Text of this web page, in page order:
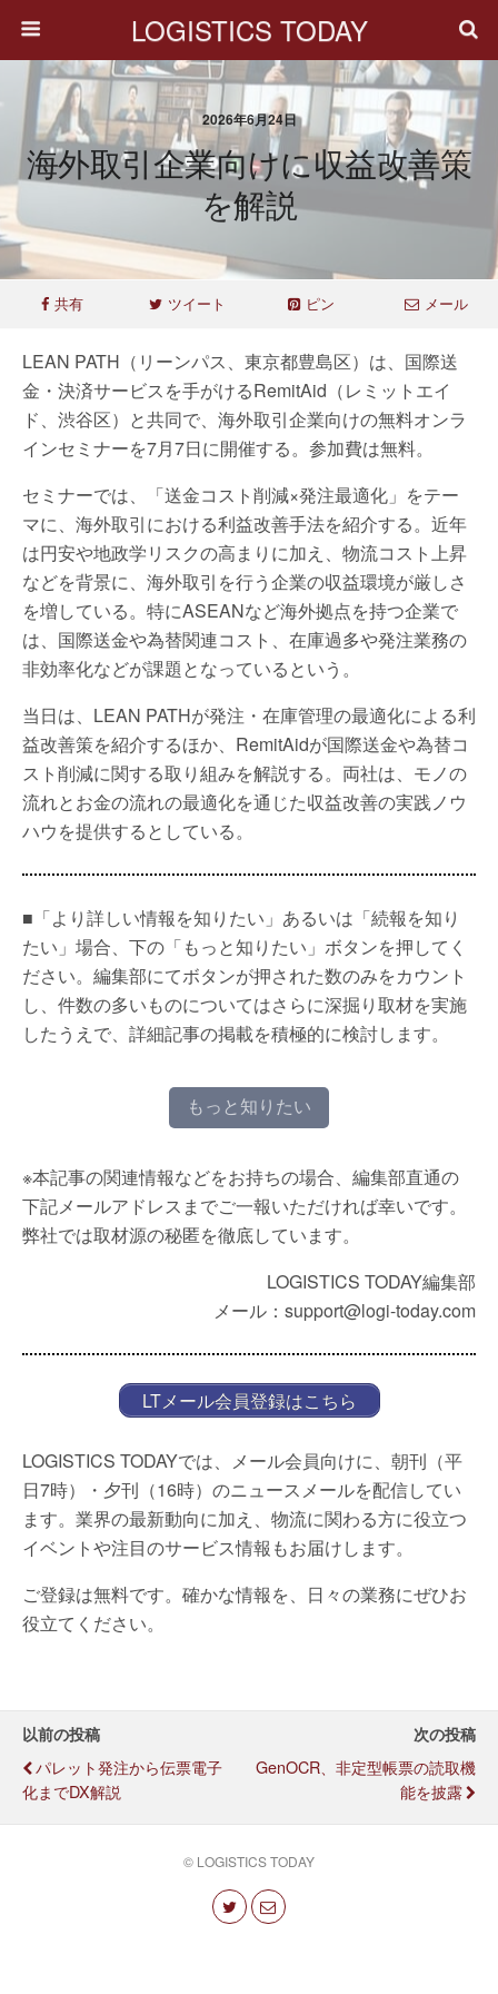
LOGISTICS TODAY
2026年6月24日
海外取引企業向けに収益改善策
を解説
共有 ツイート ピン メール
LEAN PATH（リーンパス、東京都豊島区）は、国際送
金・決済サービスを手がけるRemitAid（レミットエイ
ド、渋谷区）と共同で、海外取引企業向けの無料オンラ
インセミナーを7月7日に開催する。参加費は無料。
セミナーでは、「送金コスト削減×発注最適化」をテー
マに、海外取引における利益改善手法を紹介する。近年
は円安や地政学リスクの高まりに加え、物流コスト上昇
などを背景に、海外取引を行う企業の収益環境が厳しさ
を増している。特にASEANなど海外拠点を持つ企業で
は、国際送金や為替関連コスト、在庫過多や発注業務の
非効率化などが課題となっているという。
当日は、LEAN PATHが発注・在庫管理の最適化による利
益改善策を紹介するほか、RemitAidが国際送金や為替コ
スト削減に関する取り組みを解説する。両社は、モノの
流れとお金の流れの最適化を通じた収益改善の実践ノウ
ハウを提供するとしている。
■「より詳しい情報を知りたい」あるいは「続報を知り
たい」場合、下の「もっと知りたい」ボタンを押してく
ださい。編集部にてボタンが押された数のみをカウント
し、件数の多いものについてはさらに深掘り取材を実施
したうえで、詳細記事の掲載を積極的に検討します。
もっと知りたい
※本記事の関連情報などをお持ちの場合、編集部直通の
下記メールアドレスまでご一報いただければ幸いです。
弊社では取材源の秘匿を徹底しています。
LOGISTICS TODAY編集部
メール：support@logi-today.com
LTメール会員登録はこちら
LOGISTICS TODAYでは、メール会員向けに、朝刊（平
日7時）・夕刊（16時）のニュースメールを配信してい
ます。業界の最新動向に加え、物流に関わる方に役立つ
イベントや注目のサービス情報もお届けします。
ご登録は無料です。確かな情報を、日々の業務にぜひお
役立てください。
以前の投稿
パレット発注から伝票電子
化までDX解説
次の投稿
GenOCR、非定型帳票の読取機
能を披露
© LOGISTICS TODAY